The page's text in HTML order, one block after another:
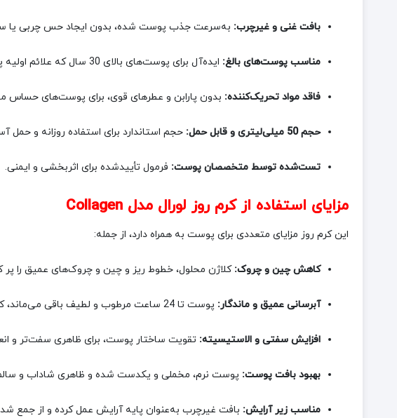
بافت غنی و غیرچرب: به‌سرعت جذب پوست شده، بدون ایجاد حس چربی یا
مناسب پوست‌های بالغ: ایده‌آل برای پوست‌های بالای 30 سال که علائم اولیه پیری مانند کاهش کلاژن را نشان می‌دهند.
فاقد مواد تحریک‌کننده: بدون پارابن و عطرهای قوی، برای پوست‌های حساس
حجم 50 میلی‌لیتری و قابل حمل: حجم استاندارد برای استفاده روزانه و حمل
تست‌شده توسط متخصصان پوست: فرمول تأییدشده برای اثربخشی و ایمنی.
مزایای استفاده از کرم روز لورال مدل Collagen
این کرم روز مزایای متعددی برای پوست به همراه دارد، از جمله:
کاهش چین و چروک: کلاژن محلول، خطوط ریز و چین و چروک‌های عمیق را
آبرسانی عمیق و ماندگار: پوست تا 24 ساعت مرطوب و لطیف باقی می‌ماند، که از خشکی و پوسته‌پوسته شدن جلوگیری می‌کند.
افزایش سفتی و الاستیسیته: تقویت ساختار پوست، برای ظاهری سفت‌تر و انعطاف‌پذیرتر (تا 24%
بهبود بافت پوست: پوست نرم، مخملی و یکدست شده و ظاهری شاداب و
مناسب زیر آرایش: بافت غیرچرب به‌عنوان پایه آرایش عمل کرده و از جمع